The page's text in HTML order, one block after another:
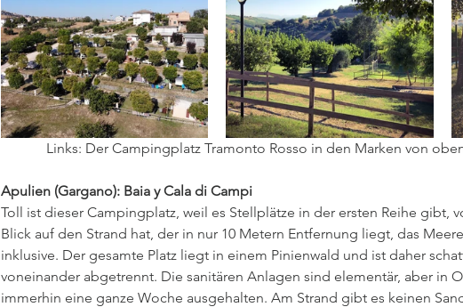
Links: Der Campingplatz Tramonto Rosso in den Marken von
Apulien (Gargano): Baia y Cala di Campi
Toll ist dieser Campingplatz, weil es Stellplätze in der ersten Reihe gibt,
Blick auf den Strand hat, der in nur 10 Metern Entfernung liegt, das
inklusive. Der gesamte Platz liegt in einem Pinienwald und ist daher
voneinander abgetrennt. Die sanitären Anlagen sind elementär, aber in
immerhin eine ganze Woche ausgehalten. Am Strand gibt es keinen